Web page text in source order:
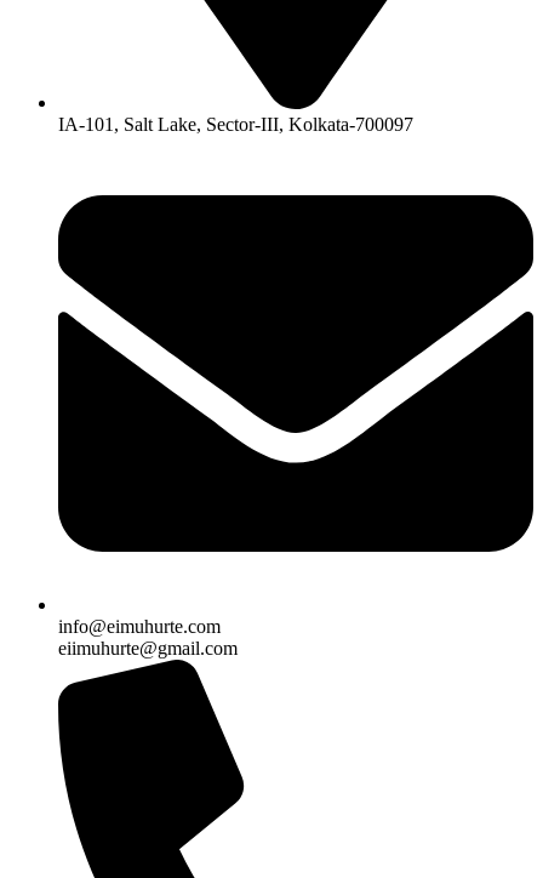
IA-101, Salt Lake, Sector-III, Kolkata-700097
info@eimuhurte.com
eiimuhurte@gmail.com